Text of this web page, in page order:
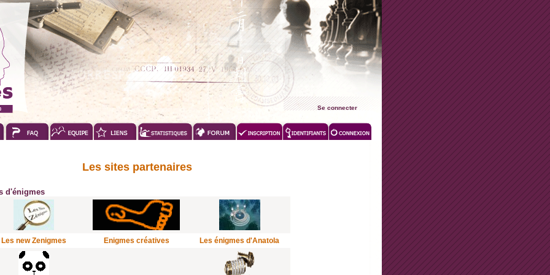
Se connecter
Les sites partenaires
d'énigmes
Les new Zenigmes Enigmes créatives Les énigmes d'Anatola